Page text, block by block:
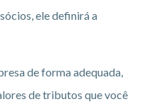
ele definirá a
de forma adequada,
de tributos que você